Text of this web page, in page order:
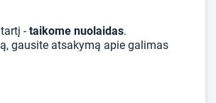
-taikome nuolaidas.
gausite atsakymą apie galimas